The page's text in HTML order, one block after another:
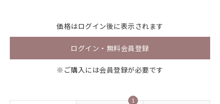
価格はログイン後に表示されます
ログイン・無料会員登録
※ご購入には会員登録が必要です
1